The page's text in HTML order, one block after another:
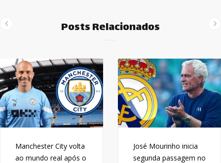
Posts Relacionados
Manchester City volta
ao mundo real após o
José Mourinho inicia
segunda passagem no